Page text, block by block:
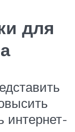
для
интернет-